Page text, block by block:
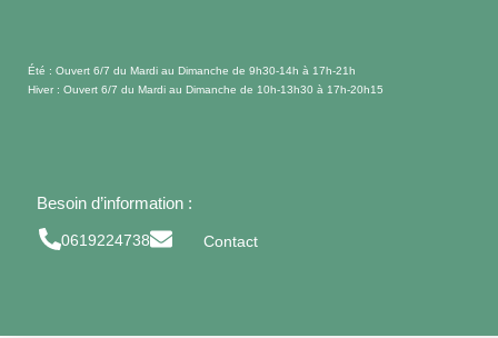
contenuÉté : Ouvert 6/7 du Mardi au Dimanche de 9h30-14h à 17h-21h
Hiver : Ouvert 6/7 du Mardi au Dimanche de 10h-13h30 à 17h-20h15
Besoin d’information :
0619224738 Contact